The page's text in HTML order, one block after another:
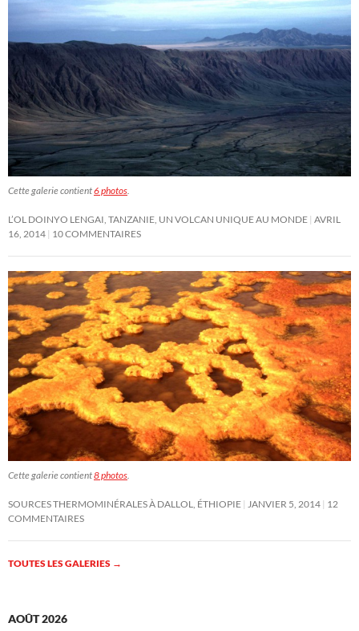
Cette galerie contient6 photos.
L’OL DOINYO LENGAI, TANZANIE, UN VOLCAN UNIQUE AU MONDE AVRIL
16, 2014 10 COMMENTAIRES
Cette galerie contient8 photos.
SOURCES THERMOMINÉRALES À DALLOL, ÉTHIOPIE JANVIER 5, 2014 12
COMMENTAIRES
TOUTES LES GALERIES →
AOÛT 2026